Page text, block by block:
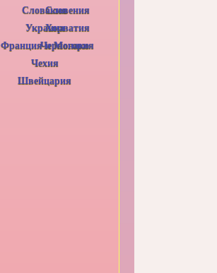
Словения
Хорватия
Черногория
Словакия
Украина
Франция и Монако
Чехия
Швейцария